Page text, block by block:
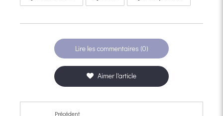
Lire les commentaires (0)
Aimer l'article
Précédent